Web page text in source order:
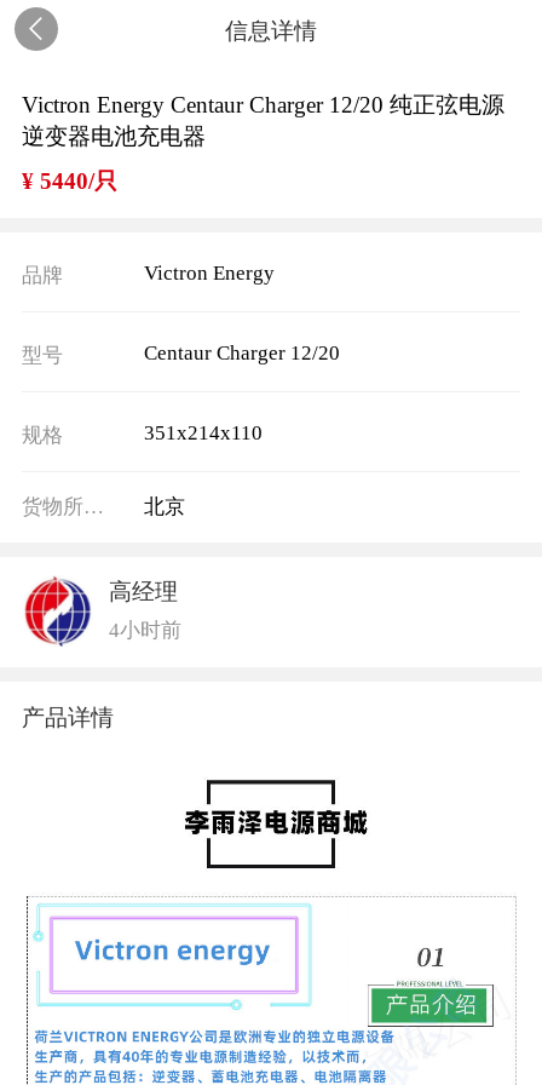
信息详情
Victron Energy Centaur Charger 12/20 纯正弦电源
逆变器电池充电器
¥ 5440/只
品牌 Victron Energy
型号 Centaur Charger 12/20
规格 351x214x110
货物所在地 北京
高经理
4小时前
产品详情